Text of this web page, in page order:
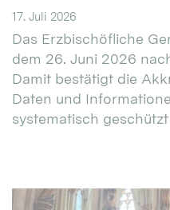
17. Juli 2026
Das Erzbischöfliche
dem 26. Juni 2026
Damit bestätigt die
Daten und
systematisch geschützt